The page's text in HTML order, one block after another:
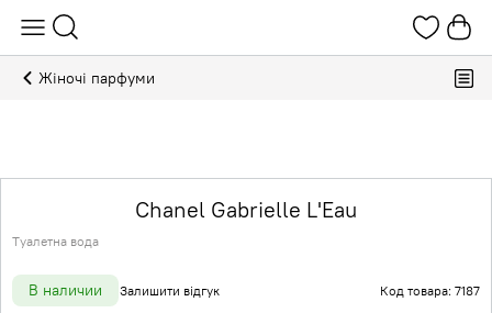
Жіночі парфуми
Chanel Gabrielle L'Eau
Туалетна вода
В наличии Залишити відгук Код товара: 7187